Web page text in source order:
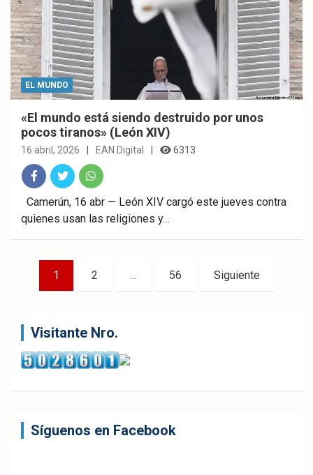
EL MUNDO
«El mundo está siendo destruido por unos
pocos tiranos» (León XIV)
16 abril, 2026 EAN Digital 6313
Fac
ebo
Twitt
er
What
sAp
Camerún, 16 abr — León XIV cargó este jueves contra
quienes usan las religiones y…
Paginación
entradas
1 2 … 56 Siguiente
Visitante Nro.
Síguenos en Facebook